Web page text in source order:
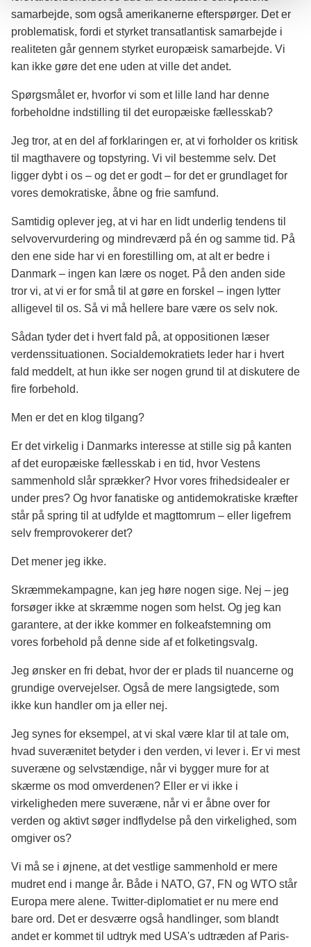
samarbejde, som også amerikanerne efterspørger. Det er
problematisk, fordi et styrket transatlantisk samarbejde i
realiteten går gennem styrket europæisk samarbejde. Vi
kan ikke gøre det ene uden at ville det andet.
Spørgsmålet er, hvorfor vi som et lille land har denne
forbeholdne indstilling til det europæiske fællesskab?
Jeg tror, at en del af forklaringen er, at vi forholder os kritisk
til magthavere og topstyring. Vi vil bestemme selv. Det
ligger dybt i os – og det er godt – for det er grundlaget for
vores demokratiske, åbne og frie samfund.
Samtidig oplever jeg, at vi har en lidt underlig tendens til
selvovervurdering og mindreværd på én og samme tid. På
den ene side har vi en forestilling om, at alt er bedre i
Danmark – ingen kan lære os noget. På den anden side
tror vi, at vi er for små til at gøre en forskel – ingen lytter
alligevel til os. Så vi må hellere bare være os selv nok.
Sådan tyder det i hvert fald på, at oppositionen læser
verdenssituationen. Socialdemokratiets leder har i hvert
fald meddelt, at hun ikke ser nogen grund til at diskutere de
fire forbehold.
Men er det en klog tilgang?
Er det virkelig i Danmarks interesse at stille sig på kanten
af det europæiske fællesskab i en tid, hvor Vestens
sammenhold slår sprækker? Hvor vores frihedsidealer er
under pres? Og hvor fanatiske og antidemokratiske kræfter
står på spring til at udfylde et magttomrum – eller ligefrem
selv fremprovokerer det?
Det mener jeg ikke.
Skræmmekampagne, kan jeg høre nogen sige. Nej – jeg
forsøger ikke at skræmme nogen som helst. Og jeg kan
garantere, at der ikke kommer en folkeafstemning om
vores forbehold på denne side af et folketingsvalg.
Jeg ønsker en fri debat, hvor der er plads til nuancerne og
grundige overvejelser. Også de mere langsigtede, som
ikke kun handler om ja eller nej.
Jeg synes for eksempel, at vi skal være klar til at tale om,
hvad suverænitet betyder i den verden, vi lever i. Er vi mest
suveræne og selvstændige, når vi bygger mure for at
skærme os mod omverdenen? Eller er vi ikke i
virkeligheden mere suveræne, når vi er åbne over for
verden og aktivt søger indflydelse på den virkelighed, som
omgiver os?
Vi må se i øjnene, at det vestlige sammenhold er mere
mudret end i mange år. Både i NATO, G7, FN og WTO står
Europa mere alene. Twitter-diplomatiet er nu mere end
bare ord. Det er desværre også handlinger, som blandt
andet er kommet til udtryk med USA's udtræden af Paris-